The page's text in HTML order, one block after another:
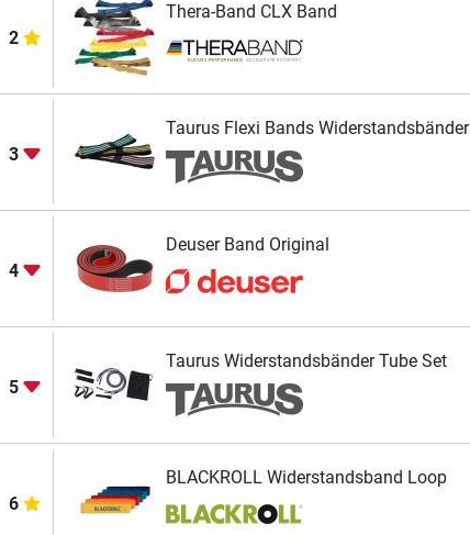
2
Thera-Band CLX Band
3
Taurus Flexi Bands Widerstandsbänder
4
Deuser Band Original
5
Taurus Widerstandsbänder Tube Set
6
BLACKROLL Widerstandsband Loop